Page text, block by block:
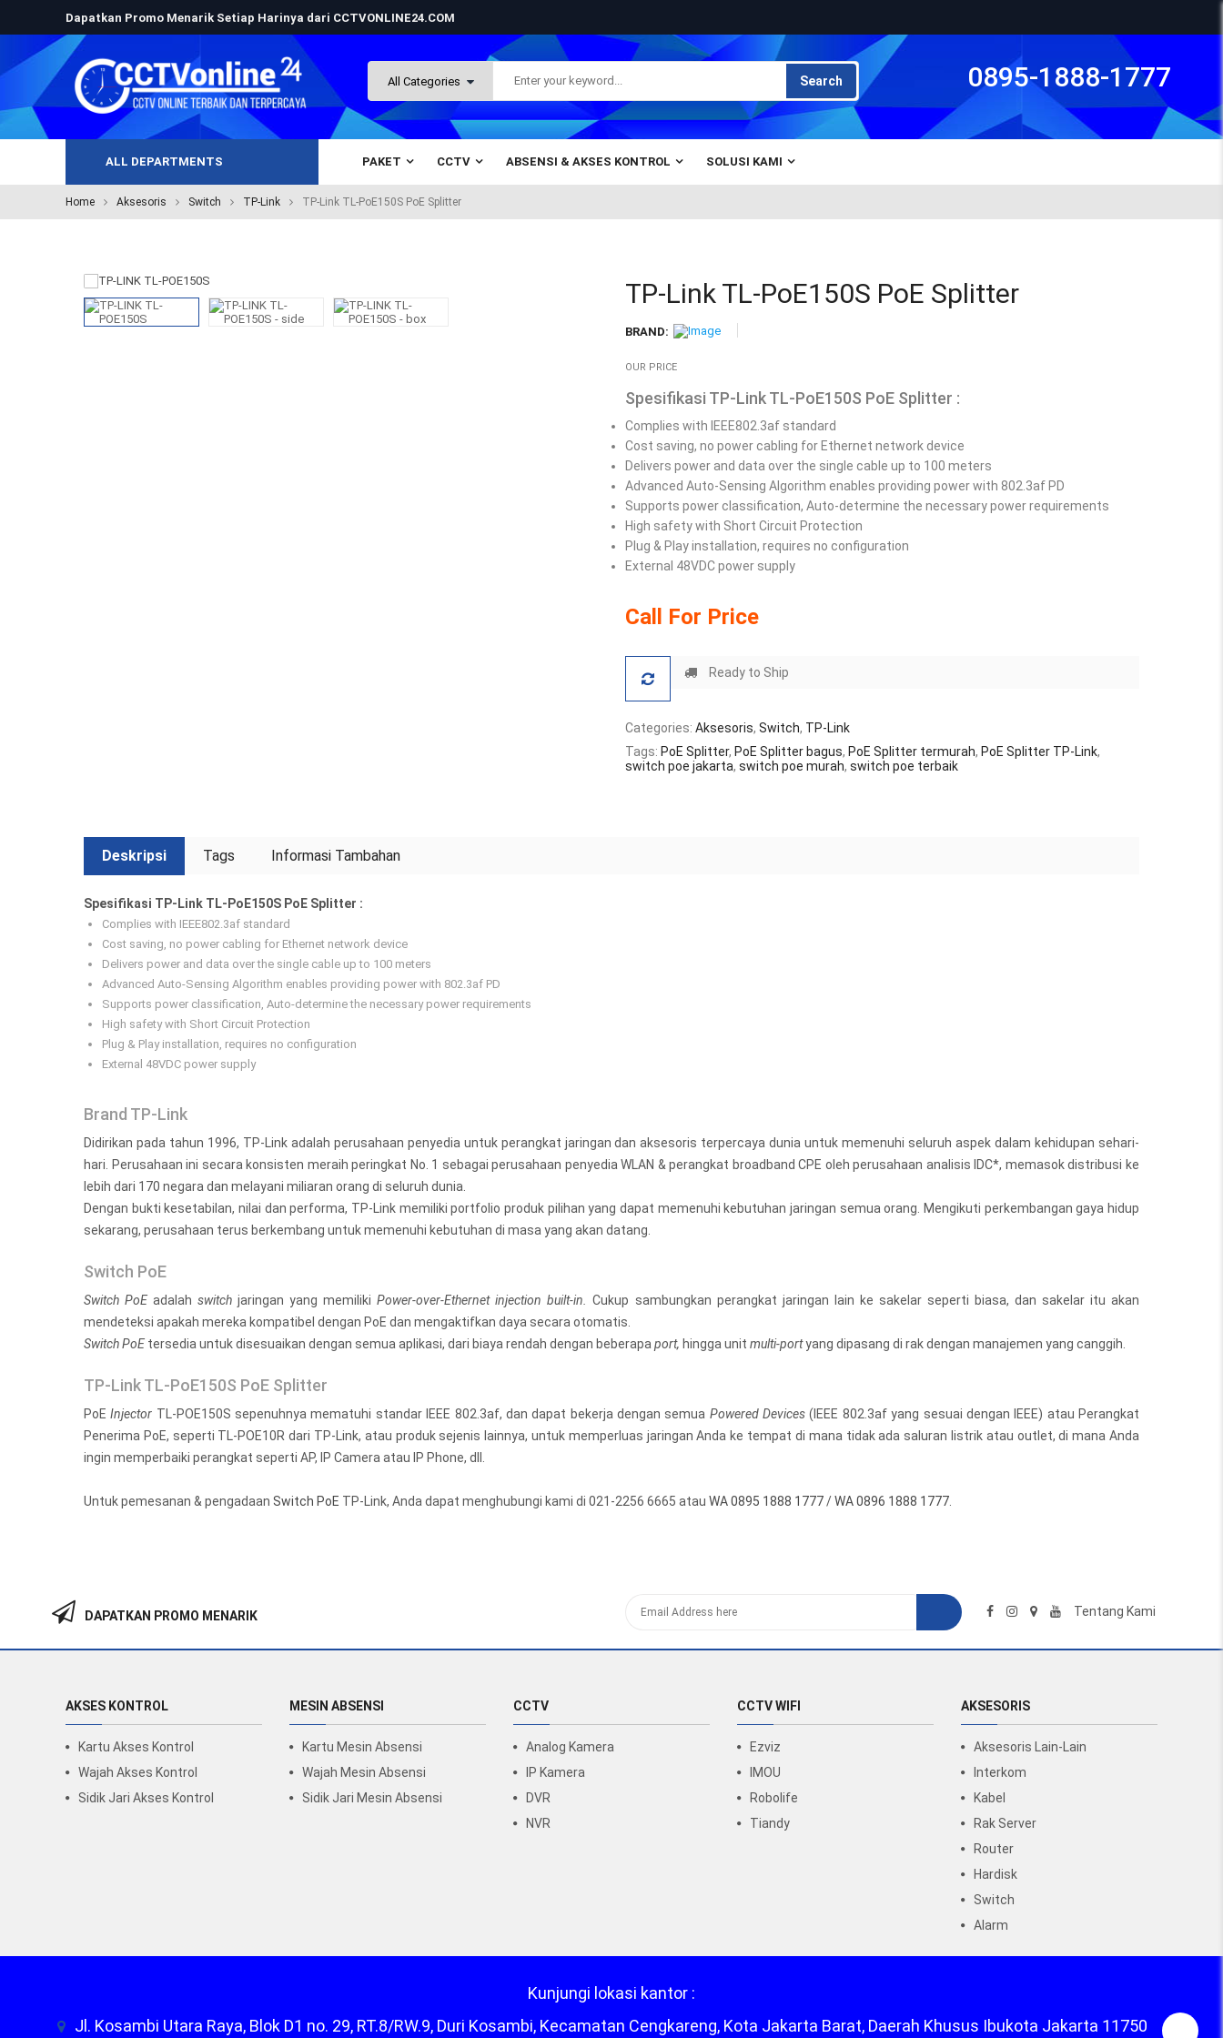
Dapatkan Promo Menarik Setiap Harinya dari CCTVONLINE24.COM
Search 0895-1888-1777
ALL DEPARTMENTS PAKET CCTV ABSENSI & AKSES KONTROL SOLUSI KAMI
Home Aksesoris Switch TP-Link TP-Link TL-PoE150S PoE Splitter
TP-Link TL-PoE150S PoE Splitter
BRAND:
OUR PRICE
Spesifikasi TP-Link TL-PoE150S PoE Splitter :
Complies with IEEE802.3af standard
Cost saving, no power cabling for Ethernet network device
Delivers power and data over the single cable up to 100 meters
Advanced Auto-Sensing Algorithm enables providing power with 802.3af PD
Supports power classification, Auto-determine the necessary power requirements
High safety with Short Circuit Protection
Plug & Play installation, requires no configuration
External 48VDC power supply
Call For Price
Ready to Ship
Categories: Aksesoris, Switch, TP-Link
Tags: PoE Splitter, PoE Splitter bagus, PoE Splitter termurah, PoE Splitter TP-Link,
switch poe jakarta, switch poe murah, switch poe terbaik
Deskripsi Tags Informasi Tambahan
Spesifikasi TP-Link TL-PoE150S PoE Splitter :
Complies with IEEE802.3af standard
Cost saving, no power cabling for Ethernet network device
Delivers power and data over the single cable up to 100 meters
Advanced Auto-Sensing Algorithm enables providing power with 802.3af PD
Supports power classification, Auto-determine the necessary power requirements
High safety with Short Circuit Protection
Plug & Play installation, requires no configuration
External 48VDC power supply
Brand TP-Link
Didirikan pada tahun 1996, TP-Link adalah perusahaan penyedia untuk perangkat jaringan dan aksesoris terpercaya dunia untuk memenuhi seluruh aspek dalam kehidupan sehari-
hari. Perusahaan ini secara konsisten meraih peringkat No. 1 sebagai perusahaan penyedia WLAN & perangkat broadband CPE oleh perusahaan analisis IDC*, memasok distribusi ke
lebih dari 170 negara dan melayani miliaran orang di seluruh dunia.
Dengan bukti kesetabilan, nilai dan performa, TP-Link memiliki portfolio produk pilihan yang dapat memenuhi kebutuhan jaringan semua orang. Mengikuti perkembangan gaya hidup
sekarang, perusahaan terus berkembang untuk memenuhi kebutuhan di masa yang akan datang.
Switch PoE
Switch PoE adalahswitch jaringan yang memilikiPower-over-Ethernet injection built-in.
Cukup sambungkan perangkat jaringan lain ke sakelar seperti biasa, dan sakelar itu akan
mendeteksi apakah mereka kompatibel dengan PoE dan mengaktifkan daya secara otomatis.
Switch PoE tersedia untuk disesuaikan dengan semua aplikasi, dari biaya rendah dengan beberapa port, hingga unit multi-portyang dipasang di rak dengan manajemen yang canggih.
TP-Link TL-PoE150S PoE Splitter
PoEInjector TL-POE150S sepenuhnya mematuhi standar IEEE 802.3af, dan dapat bekerja dengan semua Powered Devices (IEEE 802.3af yang sesuai dengan IEEE) atau Perangkat
Penerima PoE, seperti TL-POE10R dari TP-Link, atau produk sejenis lainnya, untuk memperluas jaringan Anda ke tempat di mana tidak ada saluran listrik atau outlet, di mana Anda
ingin memperbaiki perangkat seperti AP, IP Camera atau IP Phone, dll.
Untuk pemesanan & pengadaan Switch PoE TP-Link, Anda dapat menghubungi kami di 021-2256 6665 atau WA 0895 1888 1777/WA 0896 1888 1777
DAPATKAN PROMO MENARIK Tentang Kami
AKSES KONTROL
Kartu Akses Kontrol
Wajah Akses Kontrol
Sidik Jari Akses Kontrol
MESIN ABSENSI
Kartu Mesin Absensi
Wajah Mesin Absensi
Sidik Jari Mesin Absensi
CCTV
Analog Kamera
IP Kamera
DVR
NVR
CCTV WIFI
Ezviz
IMOU
Robolife
Tiandy
AKSESORIS
Aksesoris Lain-Lain
Interkom
Kabel
Rak Server
Router
Hardisk
Switch
Alarm
Kunjungi lokasi kantor :
Jl. Kosambi Utara Raya, Blok D1 no. 29, RT.8/RW.9, Duri Kosambi, Kecamatan Cengkareng, Kota Jakarta Barat, Daerah Khusus Ibukota Jakarta 11750